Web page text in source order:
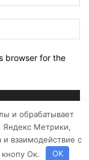
browser for the
и обрабатывает
Яндекс Метрики,
и взаимодействие с
Ок.
OK